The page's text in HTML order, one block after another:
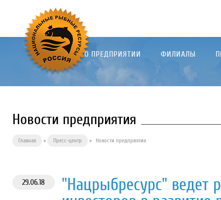
О ПРЕДПРИЯТИИ ФИЛИАЛЫ
Новости предприятия
Главная » Пресс-центр » Новости предприятия
29.06.18
"Нацрыбресурс" ведет